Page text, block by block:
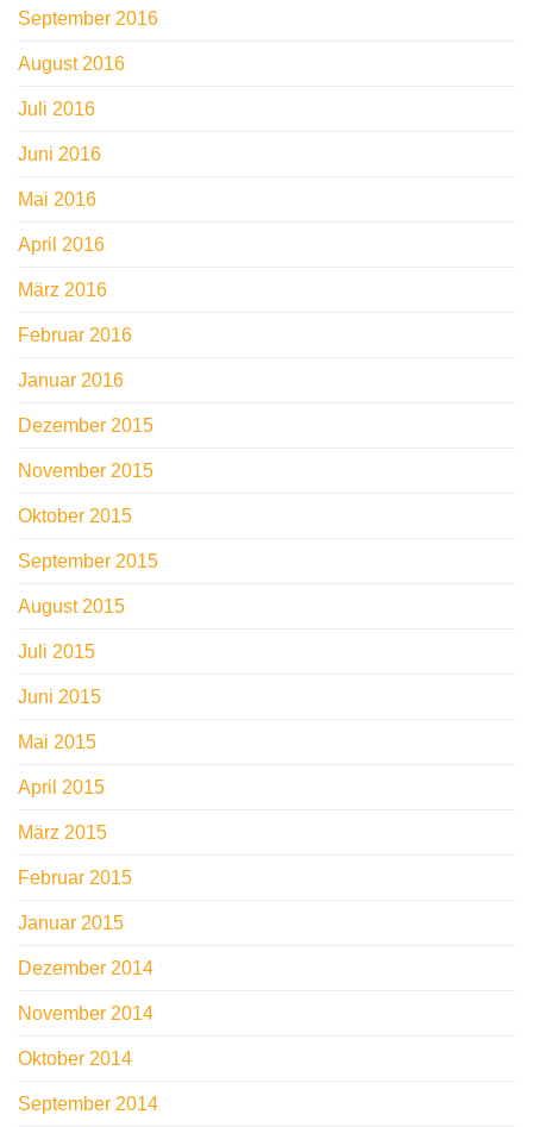
September 2016
August 2016
Juli 2016
Juni 2016
Mai 2016
April 2016
März 2016
Februar 2016
Januar 2016
Dezember 2015
November 2015
Oktober 2015
September 2015
August 2015
Juli 2015
Juni 2015
Mai 2015
April 2015
März 2015
Februar 2015
Januar 2015
Dezember 2014
November 2014
Oktober 2014
September 2014